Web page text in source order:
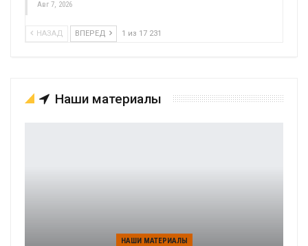
Авг 7, 2026
НАЗАД ВПЕРЕД 1 из 17 231
Наши материалы
НАШИ МАТЕРИАЛЫ